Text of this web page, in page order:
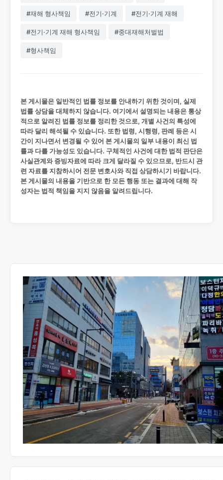
#재해 형사책임 #전기·기계 #전기·기계 재해
#전기·기계 재해 형사책임 #중대재해처벌법
#형사책임
본 게시물은 일반적인 법률 정보를 안내하기 위한 것이며, 실제
법률 상담을 대체하지 않습니다. 여기에서 설명되는 내용은 통상
적으로 알려진 법률 정보를 정리한 것으로, 개별 사건의 특성에
따라 달리 해석될 수 있습니다. 또한 법령, 시행령, 판례 등은 시
간이 지나면서 변경될 수 있어 본 게시물의 일부 내용이 최신 법
률과 다를 가능성도 있습니다. 구체적인 사건에 대한 법적 판단은
사실관계와 증빙자료에 따라 크게 달라질 수 있으므로, 반드시 관
련 자료를 지참하시어 전문 변호사와 직접 상담하시기 바랍니다.
본 게시물의 내용을 기반으로 한 모든 행동 또는 결과에 대해 작
성자는 법적 책임을 지지 않음을 알려드립니다.